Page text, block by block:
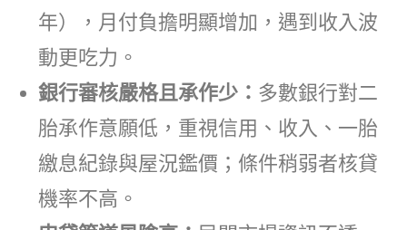
年），月付負擔明顯增加，遇到收入波
動更吃力。
銀行審核嚴格且承作少： 多數銀行對二
胎承作意願低，重視信用、收入、一胎
繳息紀錄與屋況鑑價；條件稍弱者核貸
機率不高。